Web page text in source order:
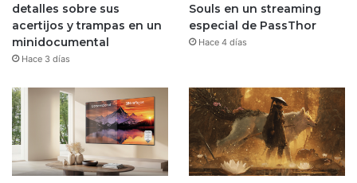
detalles sobre sus
acertijos y trampas en un
minidocumental
Hace 3 días
Souls en un streaming
especial de PassThor
Hace 4 días